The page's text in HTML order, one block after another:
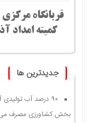
قربانگاه
کمیته امداد
جديدترين ها
۹۰ درصد آب تولیدی
بخش کشاورزی مصرف می